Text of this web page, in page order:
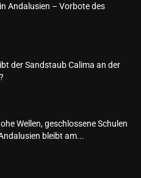
Andalusien – Vorbote des
der Sandstaub Calima an der
Wellen, geschlossene Schulen
bleibt am...